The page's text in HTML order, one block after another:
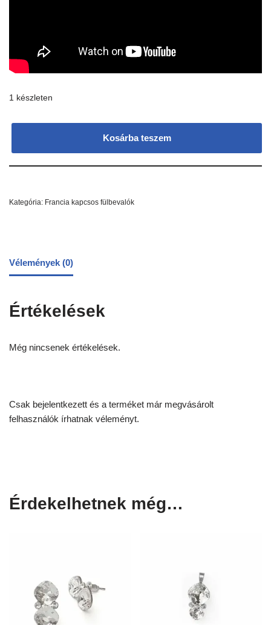
1 készleten
Kosárba teszem
Kategória: Francia kapcsos fülbevalók
Vélemények (0)
Értékelések
Még nincsenek értékelések.
Csak bejelentkezett és a terméket már megvásárolt
felhasználók írhatnak véleményt.
Érdekelhetnek még…